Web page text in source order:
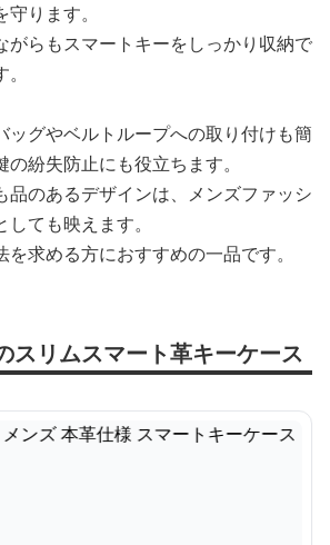
ります。
がらもスマートキーをしっかり収納で
ッグやベルトループへの取り付けも簡
紛失防止にも役立ちます。
品のあるデザインは、メンズファッシ
ても映えます。
求める方におすすめの一品です。
スリムスマート革キーケース